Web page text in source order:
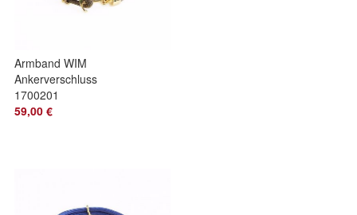
Armband WIM
Ankerverschluss
1700201
59,00 €